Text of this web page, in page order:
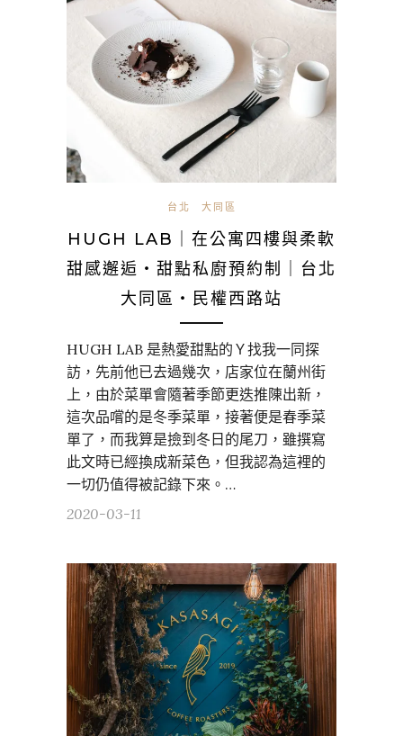
台北 大同區
HUGH LAB｜在公寓四樓與柔軟
甜感邂逅・甜點私廚預約制｜台北
大同區・民權西路站
HUGH LAB 是熱愛甜點的Ｙ找我一同探
訪，先前他已去過幾次，店家位在蘭州街
上，由於菜單會隨著季節更迭推陳出新，
這次品嚐的是冬季菜單，接著便是春季菜
單了，而我算是撿到冬日的尾刀，雖撰寫
此文時已經換成新菜色，但我認為這裡的
一切仍值得被記錄下來。…
2020-03-11